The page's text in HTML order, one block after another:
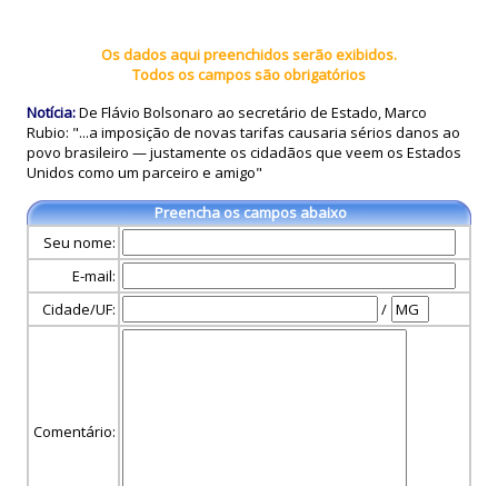
Os dados aqui preenchidos serão exibidos.
Todos os campos são obrigatórios
Notícia:De Flávio Bolsonaro ao secretário de Estado, Marco
Rubio: "...a imposição de novas tarifas causaria sérios danos ao
povo brasileiro — justamente os cidadãos que veem os Estados
Unidos como um parceiro e amigo"
Preencha os campos abaixo
Seu nome:
E-mail:
Cidade/UF:
/
Comentário: